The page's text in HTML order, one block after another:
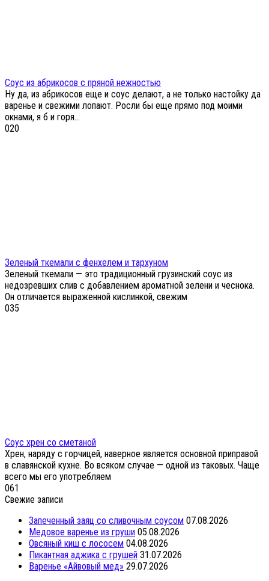
Соус из абрикосов с пряной нежностью
Ну да, из абрикосов еще и соус делают, а не только настойку да
варенье и свежими лопают. Росли бы еще прямо под моими
окнами, я б и горя...
020
Зеленый ткемали с фенхелем и тархуном
Зеленый ткемали — это традиционный грузинский соус из
недозревших слив с добавлением ароматной зелени и чеснока.
Он отличается выраженной кислинкой, свежим
035
Соус хрен со сметаной
Хрен, наряду с горчицей, наверное является основной приправой
в славянской кухне. Во всяком случае — одной из таковых. Чаще
всего мы его употребляем
061
Свежие записи
Запеченный заяц со сливочным соусом 07.08.2026
Медовое варенье из груши 05.08.2026
Овсяный киш с лососем 04.08.2026
Пикантная аджика с грушей 31.07.2026
Варенье «Айвовый мед» 29.07.2026